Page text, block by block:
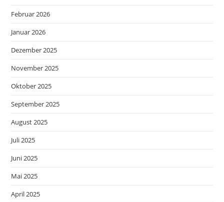
Februar 2026
Januar 2026
Dezember 2025
November 2025
Oktober 2025
September 2025
August 2025
Juli 2025
Juni 2025
Mai 2025
April 2025